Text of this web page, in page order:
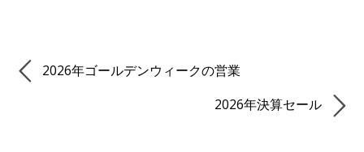
2026年ゴールデンウィークの営業
2026年決算セール